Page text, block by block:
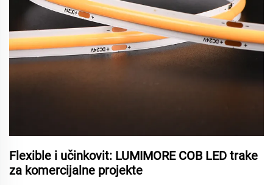
Flexible i učinkovit: LUMIMORE COB LED trake
za komercijalne projekte